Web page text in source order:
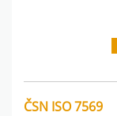
ČSN ISO 7569